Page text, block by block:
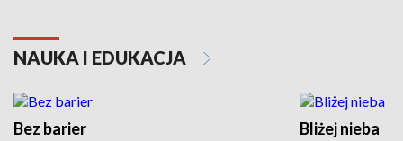
NAUKA I EDUKACJA
Bez barier Bliżej nieba